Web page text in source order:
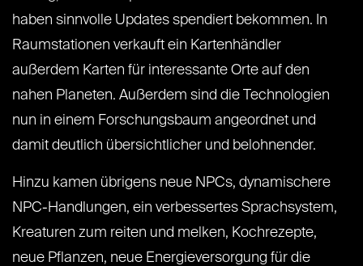
haben sinnvolle Updates spendiert bekommen. In
Raumstationen verkauft ein Kartenhändler
außerdem Karten für interessante Orte auf den
nahen Planeten. Außerdem sind die Technologien
nun in einem Forschungsbaum angeordnet und
damit deutlich übersichtlicher und belohnender.
Hinzu kamen übrigens neue NPCs, dynamischere
NPC-Handlungen, ein verbessertes Sprachsystem,
Kreaturen zum reiten und melken, Kochrezepte,
neue Pflanzen, neue Energieversorgung für die